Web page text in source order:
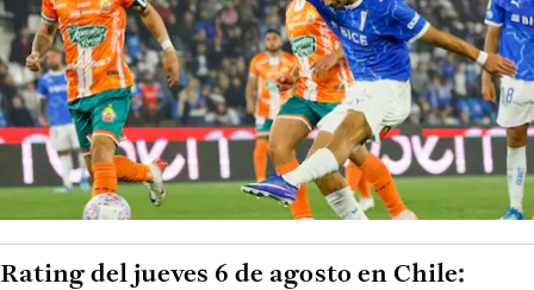
Rating del jueves 6 de agosto en Chile: